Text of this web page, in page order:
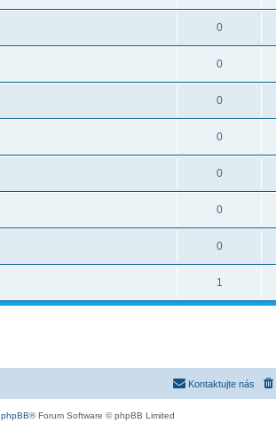
0
0
0
0
0
0
0
1
Kontaktujte nás
phpBB® Forum Software © phpBB Limited